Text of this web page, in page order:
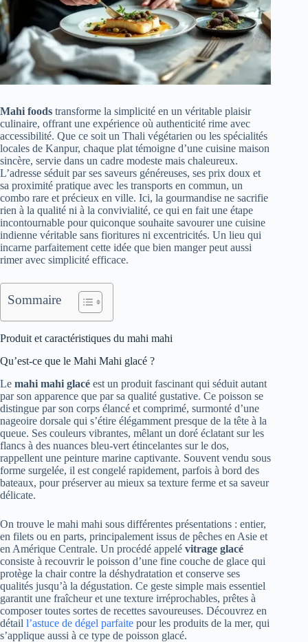
Mahi foods transforme la simplicité en un véritable plaisir
culinaire, offrant une expérience où authenticité rime avec
accessibilité. Que ce soit un Thali végétarien ou les spécialités
locales de Kanpur, chaque plat témoigne d’une cuisine maison
sincère, servie dans un cadre modeste mais chaleureux.
L’adresse séduit par ses saveurs généreuses, ses prix doux et
sa proximité pratique avec les transports en commun, un
combo rare et précieux en ville. Ici, la gourmandise ne sacrifie
rien à la qualité ni à la convivialité, ce qui en fait une étape
incontournable pour quiconque souhaite savourer une cuisine
indienne véritable sans fioritures ni excentricités. Un lieu qui
incarne parfaitement cette idée que bien manger peut aussi
rimer avec simplicité efficace.
Sommaire
Produit et caractéristiques du mahi mahi
Qu’est-ce que le Mahi Mahi glacé ?
Le mahi mahi glacé est un produit fascinant qui séduit autant
par son apparence que par sa qualité gustative. Ce poisson se
distingue par son corps élancé et comprimé, surmonté d’une
nageoire dorsale qui s’étire élégamment presque de la tête à la
queue. Ses couleurs vibrantes, mêlant un doré éclatant sur les
flancs à des nuances bleu-vert étincelantes sur le dos,
rappellent une peinture marine captivante. Souvent vendu sous
forme surgelée, il est congelé rapidement, parfois à bord des
bateaux, pour préserver au mieux sa texture ferme et sa saveur
délicate.
On trouve le mahi mahi sous différentes présentations : entier,
en filets ou en parts, principalement issus de pêches en Asie et
en Amérique Centrale. Un procédé appelé vitrage glacé
consiste à recouvrir le poisson d’une fine couche de glace qui
protège la chair contre la déshydratation et conserve ses
qualités jusqu’à la dégustation. Ce geste simple mais essentiel
garantit une fraîcheur et une texture irréprochables, prêtes à
composer toutes sortes de recettes savoureuses. Découvrez en
détail l’astuce de dégel parfaite pour les produits de la mer, qui
s’applique aussi à ce type de poisson glacé.